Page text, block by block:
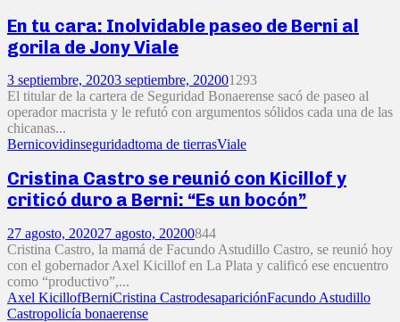
En tu cara: Inolvidable paseo de Berni al
gorila de Jony Viale
3 septiembre, 20203 septiembre, 202001293
El titular de la cartera de Seguridad Bonaerense sacó de paseo al
operador macrista y le refutó con argumentos sólidos cada una de las
chicanas...
Bernicovidinseguridadtoma de tierrasViale
Cristina Castro se reunió con Kicillof y
criticó duro a Berni: “Es un bocón”
27 agosto, 202027 agosto, 20200844
Cristina Castro, la mamá de Facundo Astudillo Castro, se reunió hoy
con el gobernador Axel Kicillof en La Plata y calificó ese encuentro
como “productivo”,...
Axel KicillofBerniCristina CastrodesapariciónFacundo Astudillo
Castropolicía bonaerense